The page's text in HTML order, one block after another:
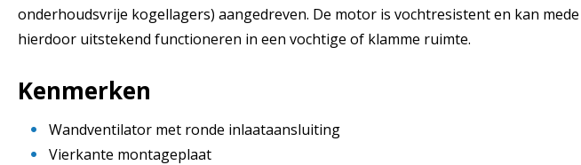
onderhoudsvrije kogellagers) aangedreven. De motor is vochtresistent en kan mede
hierdoor uitstekend functioneren in een vochtige of klamme ruimte.
Kenmerken
Wandventilator met ronde inlaataansluiting
Vierkante montageplaat